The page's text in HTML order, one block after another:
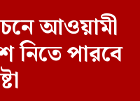
আওয়ামী
পারবে